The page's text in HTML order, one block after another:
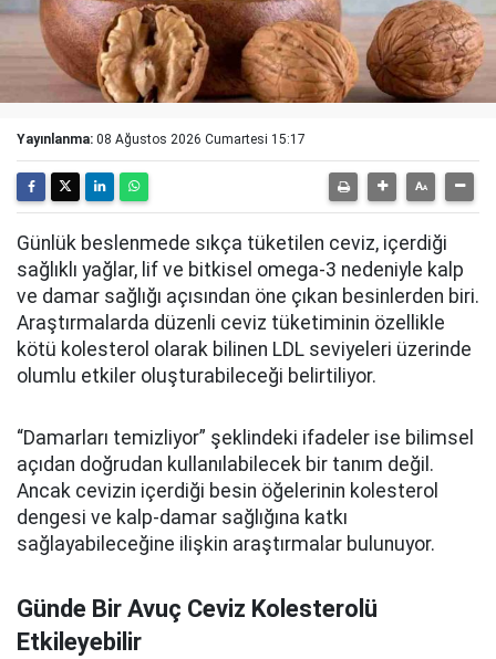
Yayınlanma: 08 Ağustos 2026 Cumartesi 15:17
Günlük beslenmede sıkça tüketilen ceviz, içerdiği
sağlıklı yağlar, lif ve bitkisel omega-3 nedeniyle kalp
ve damar sağlığı açısından öne çıkan besinlerden biri.
Araştırmalarda düzenli ceviz tüketiminin özellikle
kötü kolesterol olarak bilinen LDL seviyeleri üzerinde
olumlu etkiler oluşturabileceği belirtiliyor.
“Damarları temizliyor” şeklindeki ifadeler ise bilimsel
açıdan doğrudan kullanılabilecek bir tanım değil.
Ancak cevizin içerdiği besin öğelerinin kolesterol
dengesi ve kalp-damar sağlığına katkı
sağlayabileceğine ilişkin araştırmalar bulunuyor.
Günde Bir Avuç Ceviz Kolesterolü
Etkileyebilir